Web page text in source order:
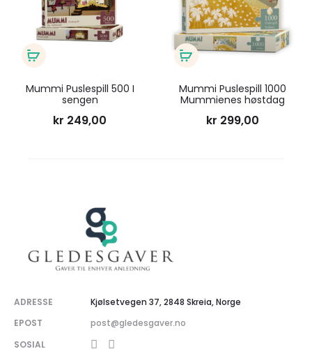
ønskeliste
handlekurv
Mummi Puslespill 500 I
sengen
kr 249,00
Legg
handlekurv
Mummi Puslespill 1000
Mummienes høstdag
kr 299,00
ADRESSE
Kjølsetvegen 37, 2848 Skreia, Norge
EPOST
post@gledesgaver.no
SOSIAL